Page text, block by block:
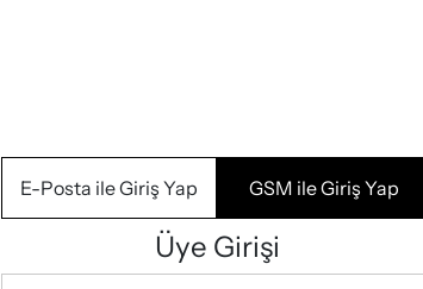
E-Posta ile Giriş Yap GSM ile Giriş Yap
Üye Girişi